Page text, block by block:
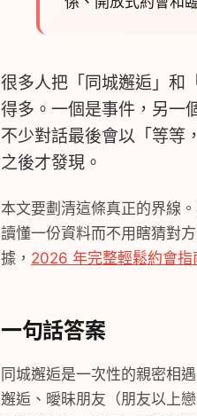
很多人把「同城邂逅」和
得多。一個是事件，另一
不少對話最後會以「等
之後才發現。
本文要劃清這條真正的界線
讀懂一份資料而不用瞎猜對
據， 2026 年完整輕鬆約會指
一句話答案
同城邂逅是一次性的親密相
邂逅、曖昧朋友（朋友以上